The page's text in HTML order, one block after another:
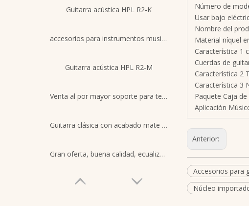
Guitarra acústica HPL R2-K
accesorios para instrumentos musicales soporte para teclado
Guitarra acústica HPL R2-M
Venta al por mayor soporte para teclado actualizado soporte para instrumentos musicales
Guitarra clásica con acabado mate de 39 pulgadas para instrumentos musicales
Gran oferta, buena calidad, ecualizador EQ preamplificador de guitarra de 4 bandas con sintonizador, pastilla de guitarra acústica para juego de pastilla de guitarra
Número de
Usar bajo
Nombre del
Material níquel
Característica 1
Cuerdas de
Característica 2
Característica 3
Paquete Caja
Aplicación
Anterior:
Accesorios para
Núcleo